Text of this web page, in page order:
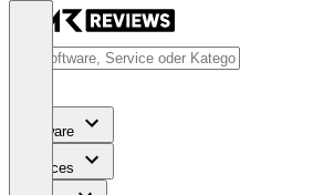
Software
Services